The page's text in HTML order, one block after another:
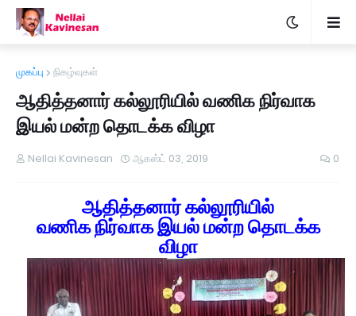
முகப்பு நிகழ்வுகள்
ஆதித்தனார் கல்லூரியில் வணிக நிர்வாக
இயல் மன்ற தொடக்க விழா
Nellai Kavinesan ஆகஸ்ட் 03, 2019 0
ஆதித்தனார் கல்லூரியில்
வணிக நிர்வாக இயல் மன்ற தொடக்க
விழா